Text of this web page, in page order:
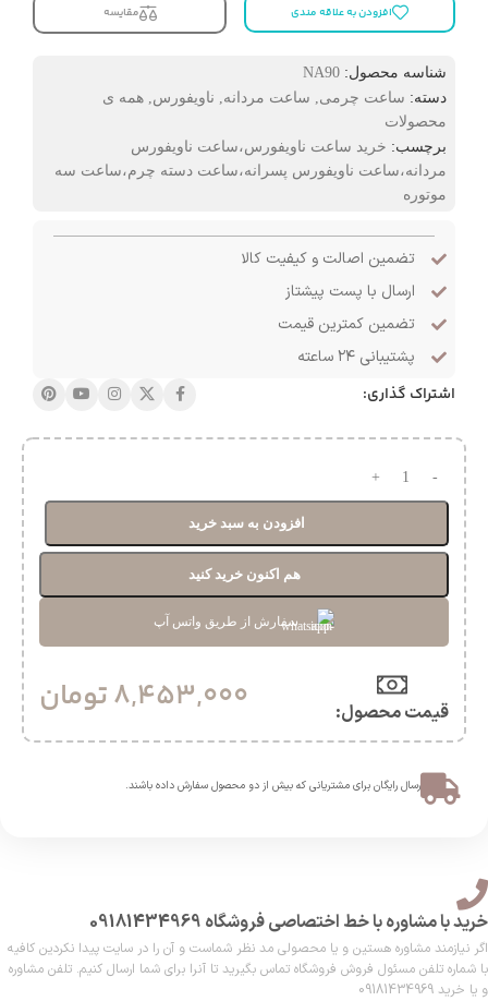
افزودن به علاقه مندی مقایسه
شناسه محصول: NA90
دسته: ساعت چرمی, ساعت مردانه, ناویفورس, همه ی
محصولات
برچسب: خرید ساعت ناویفورس،ساعت ناویفورس
مردانه،ساعت ناویفورس پسرانه،ساعت دسته چرم،ساعت سه
موتوره
تضمین اصالت و کیفیت کالا
ارسال با پست پیشتاز
تضمین کمترین قیمت
پشتیبانی ۲۴ ساعته
اشتراک گذاری:
افزودن به سبد خرید
هم اکنون خرید کنید
سفارش از طریق واتس آپ
قیمت محصول:​ 8,453,000تومان
ارسال رایگان برای مشتریانی که بیش از دو محصول سفارش داده باشند.​
خرید با مشاوره با خط اختصاصی فروشگاه 09181434969
اگر نیازمند مشاوره هستین و یا محصولی مد نظر شماست و آن را در سایت پیدا نکردین کافیه
با شماره تلفن مسئول فروش فروشگاه تماس بگیرید تا آنرا برای شما ارسال کنیم. تلفن مشاوره
و یا خرید 09181434969